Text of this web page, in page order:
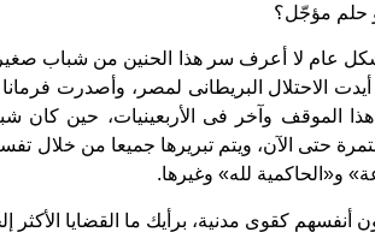
حلم مؤجّل؟
عام لا أعرف سر هذا الحنين من شباب صغير
أيدت الاحتلال البريطانى لمصر، وأصدرت فرمانا
الموقف وآخر فى الأربعينيات، حين كان
حتى الآن، ويتم تبريرها جميعا من خلال
و«الحاكمية لله» وغيرها.
كقوى مدنية، برأيك ما القضايا الأكثر